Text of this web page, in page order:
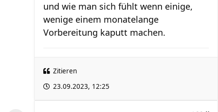
und wie man sich fühlt wenn einige,
wenige einem monatelange
Vorbereitung kaputt machen.
Zitieren
23.09.2023, 12:25